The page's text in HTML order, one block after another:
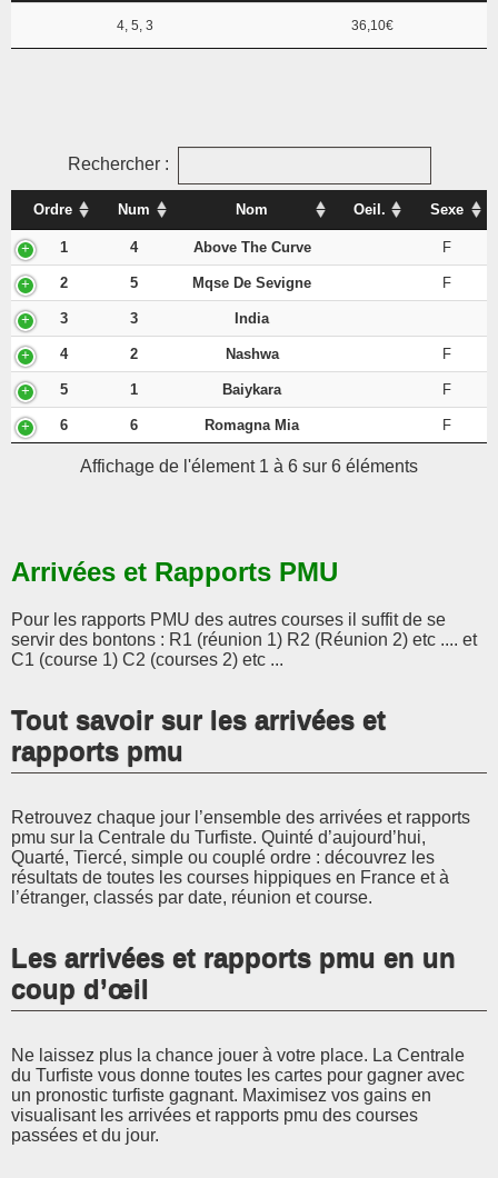
4, 5, 3 36,10€
Rechercher :
Ordre Num Nom Oeil. Sexe
1 4 Above The Curve F
2 5 Mqse De Sevigne F
3 3 India
4 2 Nashwa F
5 1 Baiykara F
6 6 Romagna Mia F
Affichage de l'élement 1 à 6 sur 6 éléments
Arrivées et Rapports PMU
Pour les rapports PMU des autres courses il suffit de se
servir des bontons : R1 (réunion 1) R2 (Réunion 2) etc .... et
C1 (course 1) C2 (courses 2) etc ...
Tout savoir sur les arrivées et
rapports pmu
Retrouvez chaque jour l’ensemble des arrivées et rapports
pmu sur la Centrale du Turfiste. Quinté d’aujourd’hui,
Quarté, Tiercé, simple ou couplé ordre : découvrez les
résultats de toutes les courses hippiques en France et à
l’étranger, classés par date, réunion et course.
Les arrivées et rapports pmu en un
coup d’œil
Ne laissez plus la chance jouer à votre place. La Centrale
du Turfiste vous donne toutes les cartes pour gagner avec
un pronostic turfiste gagnant. Maximisez vos gains en
visualisant les arrivées et rapports pmu des courses
passées et du jour.